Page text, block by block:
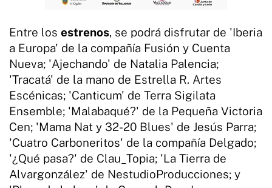
Entre los estrenos, se podrá disfrutar de 'Iberia
a Europa' de la compañía Fusión y Cuenta
Nueva; 'Ajechando' de Natalia Palencia;
'Tracatá' de la mano de Estrella R. Artes
Escénicas; 'Canticum' de Terra Sigilata
Ensemble; 'Malabaqué?' de la Pequeña Victoria
Cen; 'Mama Nat y 32-20 Blues' de Jesús Parra;
'Cuatro Carboneritos' de la compañía Delgado;
'¿Qué pasa?' de Clau_Topia; 'La Tierra de
Alvargonzález' de NestudioProducciones; y